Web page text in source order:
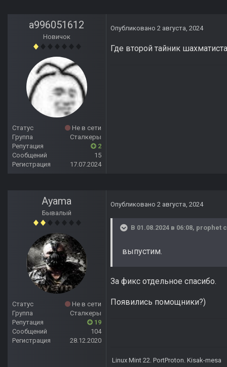
a996051612
Новичок
Статус
Не в сети
Группа
Сталкеры
Репутация
2
Сообщений
15
Регистрация
17.07.2024
Опубликовано 2 августа, 2024
Где второй тайник
Ayama
Бывалый
Статус
Не в сети
Группа
Сталкеры
Репутация
19
Сообщений
104
Регистрация
28.12.2020
Опубликовано 2 августа, 2024
В 01.08.2024 в 06:08, prophet
выпустим.
За фикс отдельное спасибо.
Появились помощники?)
Linux Mint 22. PortProton. Kisak-mesa